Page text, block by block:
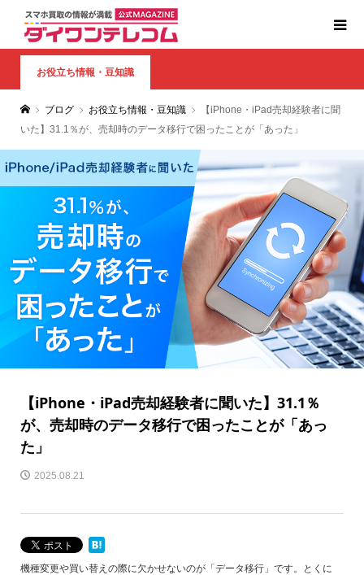
お役立ち情報・豆知識
ブログ お役立ち情報・豆知識
【iPhone・iPad売却経験者に聞
いた】31.1％が、売却時のデータ移行で困ったことが「あった」
【iPhone・iPad売却経験者に聞いた】31.1％
が、売却時のデータ移行で困ったことが「あっ
た」
2025.08.21
機種変更や買い替えの際に欠かせないのが「データ移行」です。とくに